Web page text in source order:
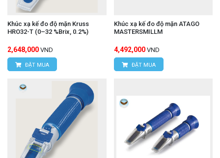
Khúc xạ kế đo độ mặn Kruss
HRO32-T (0–32 %Brix, 0.2%)
2,648,000 VND
ĐẶT MUA
Khúc xạ kế đo độ mặn ATAGO
MASTERSMILLM
4,492,000 VND
ĐẶT MUA